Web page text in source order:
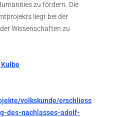
zu fördern. Die
liegt bei der
Wissenschaften zu
volkskunde/erschliess
des-nachlasses-adolf-